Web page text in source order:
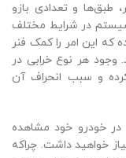
و تعدادی بازو
سیستم در شرایط مختلف
که این امر را کمک فنر
وجود هر نوع خرابی در
و سبب انحراف آن
در خودرو خود مشاهده
خواهید داشت. چراکه